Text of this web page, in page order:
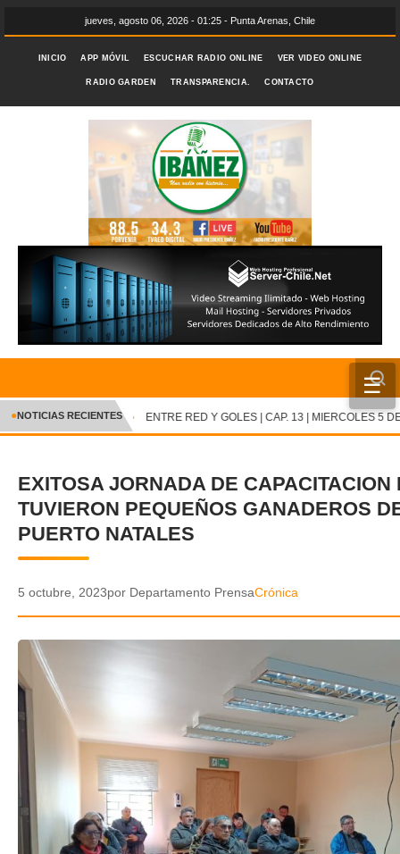
jueves, agosto 06, 2026 - 01:25 - Punta Arenas, Chile
INICIO APP MÓVIL ESCUCHAR RADIO ONLINE VER VIDEO ONLINE
RADIO GARDEN TRANSPARENCIA. CONTACTO
☰
INICIO
CRÓNICA
DEPORTES
ENTRETENIMIENTO Y CULTURA
GALERIA DE FOTOS
APP MÓVIL
TRANSPARENCIA
✕
●NOTICIAS RECIENTES ENTRE RED Y GOLES | CAP. 13 | MIERCOLES 5 DE
EXITOSA JORNADA DE CAPACITACION
TUVIERON PEQUEÑOS GANADEROS
PUERTO NATALES
5 octubre, 2023por Departamento PrensaCrónica